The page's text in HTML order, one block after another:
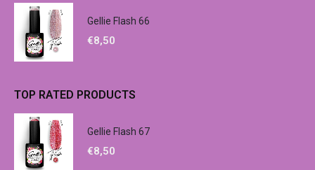
Gellie Flash 66
€8,50
TOP RATED PRODUCTS
Gellie Flash 67
€8,50